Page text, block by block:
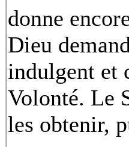
donne
Dieu
indulgent et
Volonté. Le
les obtenir,